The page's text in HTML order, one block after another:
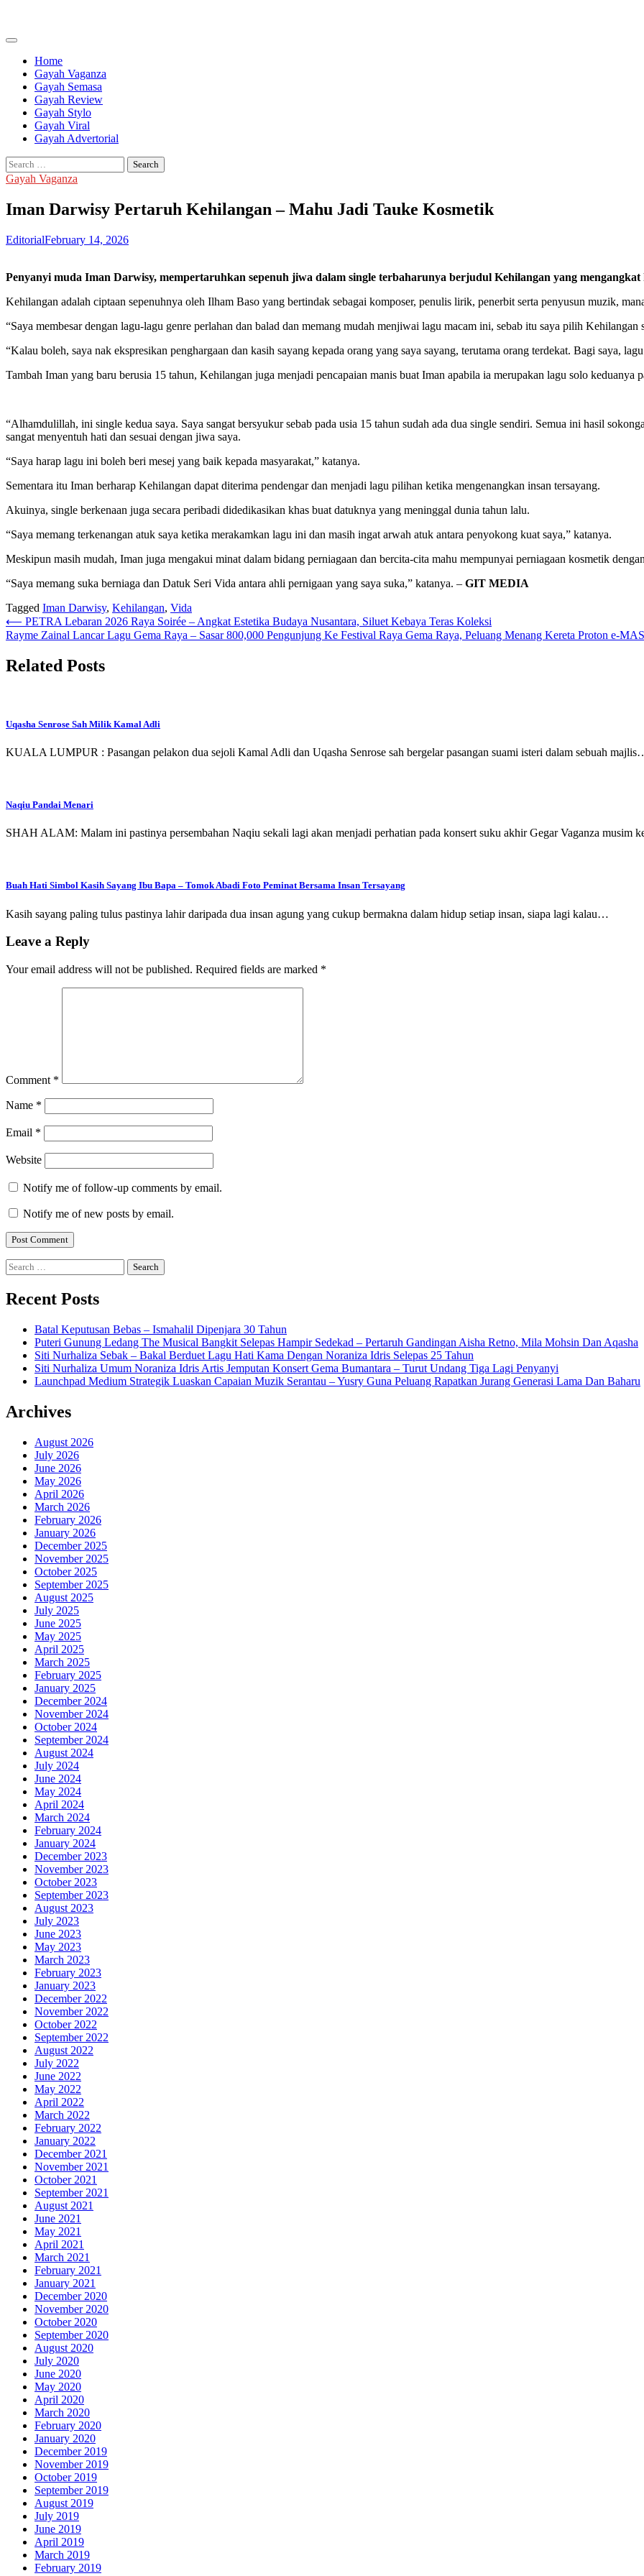
content
Home
Gayah Vaganza
Gayah Semasa
Gayah Review
Gayah Stylo
Gayah Viral
Gayah Advertorial
Search
for:
Gayah Vaganza
Iman Darwisy Pertaruh Kehilangan – Mahu Jadi Tauke Kosmetik
EditorialFebruary 14, 2026
Penyanyi muda Iman Darwisy, mempertaruhkan sepenuh jiwa dalam single terbaharunya berjudul Kehilangan yang mengangkat
Kehilangan adalah ciptaan sepenuhnya oleh Ilham Baso yang bertindak sebagai komposer, penulis lirik, penerbit serta penyusun muzik,
“Saya membesar dengan lagu-lagu genre perlahan dan balad dan memang mudah menjiwai lagu macam ini, sebab itu saya pilih Kehilangan
“Kalau boleh, saya nak ekspresikan penghargaan dan kasih sayang kepada orang yang saya sayang, terutama orang terdekat. Bagi saya,
Tambah Iman yang baru berusia 15 tahun, Kehilangan juga menjadi pencapaian manis buat Iman apabila ia merupakan lagu solo keduanya
“Alhamdulillah, ini single kedua saya. Saya sangat bersyukur sebab pada usia 15 tahun sudah ada dua single sendiri. Semua ini hasil
sangat menyentuh hati dan sesuai dengan jiwa saya.
“Saya harap lagu ini boleh beri mesej yang baik kepada masyarakat,” katanya.
Sementara itu Iman berharap Kehilangan dapat diterima pendengar dan menjadi lagu pilihan ketika mengenangkan insan tersayang.
Akuinya, single berkenaan juga secara peribadi didedikasikan khas buat datuknya yang meninggal dunia tahun lalu.
“Saya memang terkenangan atuk saya ketika merakamkan lagu ini dan masih ingat arwah atuk antara penyokong kuat saya,” katanya.
Meskipun masih mudah, Iman juga mengakui minat dalam bidang perniagaan dan bercita-cita mahu mempunyai perniagaan kosmetik
“Saya memang suka berniaga dan Datuk Seri Vida antara ahli pernigaan yang saya suka,” katanya. – GIT MEDIA
Tagged Iman Darwisy, Kehilangan, Vida
Post
navigation
⟵ PETRA Lebaran 2026 Raya Soirée – Angkat Estetika Budaya Nusantara, Siluet Kebaya Teras Koleksi
Rayme Zainal Lancar Lagu Gema Raya – Sasar 800,000 Pengunjung Ke Festival Raya Gema Raya, Peluang Menang Kereta Proton e-
Related Posts
Uqasha Senrose Sah Milik Kamal Adli
KUALA LUMPUR : Pasangan pelakon dua sejoli Kamal Adli dan Uqasha Senrose sah bergelar pasangan suami isteri dalam sebuah
Naqiu Pandai Menari
SHAH ALAM: Malam ini pastinya persembahan Naqiu sekali lagi akan menjadi perhatian pada konsert suku akhir Gegar Vaganza musim
Buah Hati Simbol Kasih Sayang Ibu Bapa – Tomok Abadi Foto Peminat Bersama Insan Tersayang
Kasih sayang paling tulus pastinya lahir daripada dua insan agung yang cukup bermakna dalam hidup setiap insan, siapa lagi kalau…
Leave a Reply
Your email address will not be published. Required fields are marked *
Comment *
Name *
Email *
Website
Notify me of follow-up comments by email.
Notify me of new posts by email.
Search
for:
Recent Posts
Batal Keputusan Bebas – Ismahalil Dipenjara 30 Tahun
Puteri Gunung Ledang The Musical Bangkit Selepas Hampir Sedekad – Pertaruh Gandingan Aisha Retno, Mila Mohsin Dan Aqasha
Siti Nurhaliza Sebak – Bakal Berduet Lagu Hati Kama Dengan Noraniza Idris Selepas 25 Tahun
Siti Nurhaliza Umum Noraniza Idris Artis Jemputan Konsert Gema Bumantara – Turut Undang Tiga Lagi Penyanyi
Launchpad Medium Strategik Luaskan Capaian Muzik Serantau – Yusry Guna Peluang Rapatkan Jurang Generasi Lama Dan Baharu
Archives
August 2026
July 2026
June 2026
May 2026
April 2026
March 2026
February 2026
January 2026
December 2025
November 2025
October 2025
September 2025
August 2025
July 2025
June 2025
May 2025
April 2025
March 2025
February 2025
January 2025
December 2024
November 2024
October 2024
September 2024
August 2024
July 2024
June 2024
May 2024
April 2024
March 2024
February 2024
January 2024
December 2023
November 2023
October 2023
September 2023
August 2023
July 2023
June 2023
May 2023
March 2023
February 2023
January 2023
December 2022
November 2022
October 2022
September 2022
August 2022
July 2022
June 2022
May 2022
April 2022
March 2022
February 2022
January 2022
December 2021
November 2021
October 2021
September 2021
August 2021
June 2021
May 2021
April 2021
March 2021
February 2021
January 2021
December 2020
November 2020
October 2020
September 2020
August 2020
July 2020
June 2020
May 2020
April 2020
March 2020
February 2020
January 2020
December 2019
November 2019
October 2019
September 2019
August 2019
July 2019
June 2019
April 2019
March 2019
February 2019